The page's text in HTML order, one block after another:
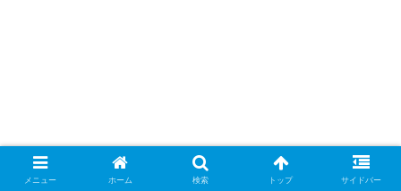
メニュー ホーム 検索 トップ サイドバー